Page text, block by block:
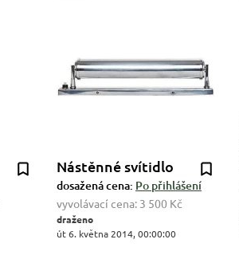
Nástěnné svítidlo
dosažená cena: Po přihlášení
vyvolávací cena: 3 500 Kč
draženo
út 6. května 2014, 00:00:00